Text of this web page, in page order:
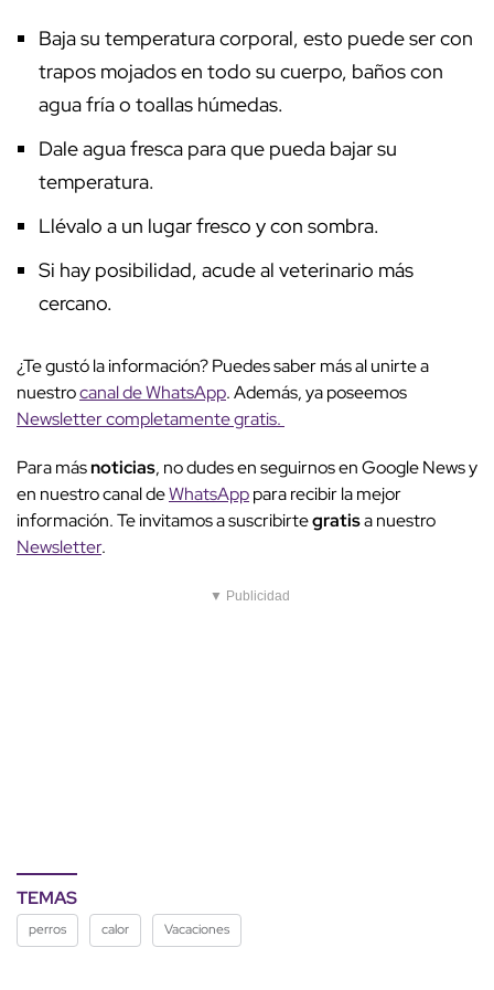
Baja su temperatura corporal, esto puede ser con
trapos mojados en todo su cuerpo, baños con
agua fría o toallas húmedas.
Dale agua fresca para que pueda bajar su
temperatura.
Llévalo a un lugar fresco y con sombra.
Si hay posibilidad, acude al veterinario más
cercano.
¿Te gustó la información? Puedes saber más al unirte a
nuestrocanal de WhatsApp. Además, ya poseemos
Newsletter completamente gratis.
Para másnoticias, no dudes en seguirnos en Google News y
en nuestro canal deWhatsApppara recibir la mejor
información. Te invitamos a suscribirtegratisa nuestro
Newsletter.
▼ Publicidad
TEMAS
perros calor Vacaciones